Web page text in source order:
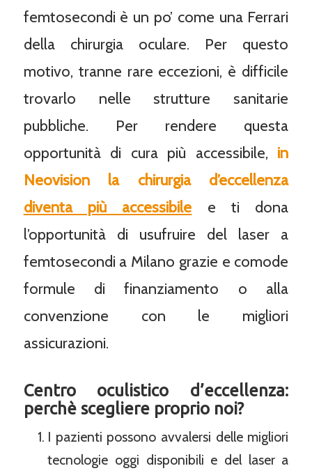
femtosecondi è un po’ come una Ferrari
della chirurgia oculare. Per questo
motivo, tranne rare eccezioni, è difficile
trovarlo nelle strutture sanitarie
pubbliche. Per rendere questa
opportunità di cura più accessibile, in
Neovision la chirurgia d’eccellenza
diventa più accessibile e ti dona
l’opportunità di usufruire del laser a
femtosecondi a Milano grazie e comode
formule di finanziamento o alla
convenzione con le migliori
assicurazioni.
Centro oculistico d’eccellenza:
perchè scegliere proprio noi?
I pazienti possono avvalersi delle migliori
tecnologie oggi disponibili e del laser a